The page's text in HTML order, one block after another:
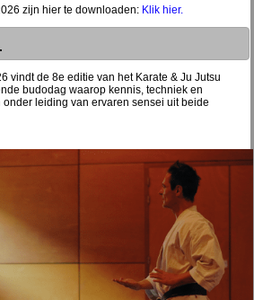
zijn hier te downloaden: Klik hier.
vindt de 8e editie van het Karate & Ju Jutsu
budodag waarop kennis, techniek en
leiding van ervaren sensei uit beide